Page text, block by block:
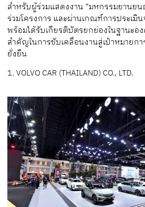
สำหรับผู้ร่วมแสดงงาน “มหกรรมยานยน
ร่วมโครงการ และผ่านเกณฑ์การประเ
พร้อมได้รับเกียรติบัตรยกย่องในฐานะอ
สำคัญในการขับเคลื่อนงานสู่เป้าหมายก
ยั่งยืน
1. VOLVO CAR (THAILAND) CO., LTD.